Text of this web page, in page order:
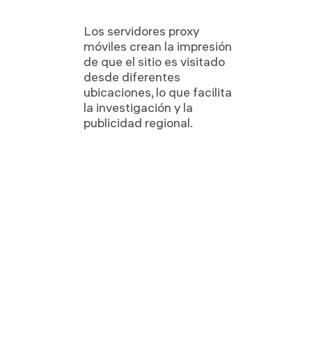
Los servidores proxy
móviles crean la impresión
de que el sitio es visitado
desde diferentes
ubicaciones, lo que facilita
la investigación y la
publicidad regional.